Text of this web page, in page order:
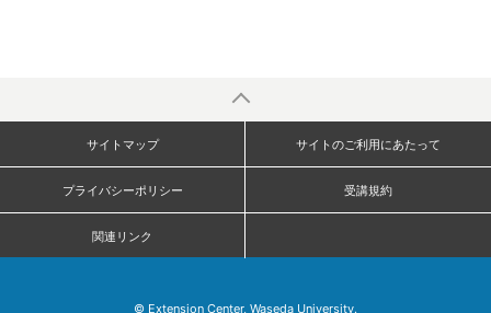
サイトマップ サイトのご利用にあたって
プライバシーポリシー 受講規約
関連リンク
© Extension Center, Waseda University.